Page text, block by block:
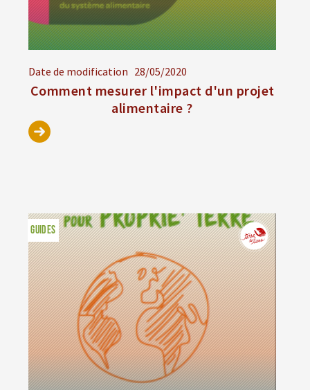
Date de modification 28/05/2020
Comment mesurer l'impact d'un projet
alimentaire ?
GUIDES